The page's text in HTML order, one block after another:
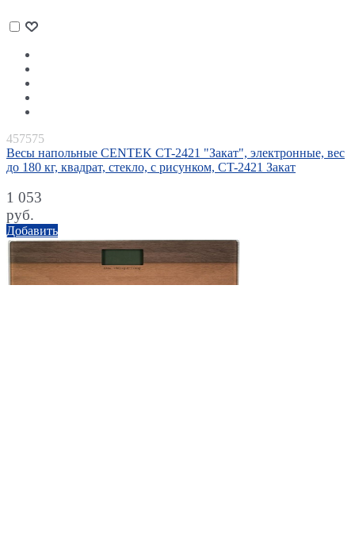
457575
Весы напольные CENTEK CT-2421 "Закат", электронные, вес
до 180 кг, квадрат, стекло, с рисунком, CT-2421 Закат
1 053
руб.
Добавить